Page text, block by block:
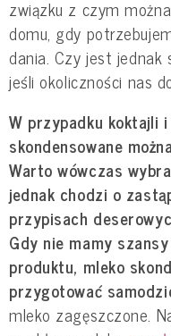
związku z czym
domu, gdy
dania. Czy jest jednak
jeśli okoliczności nas
W przypadku koktajli
skondensowane
Warto wówczas
jednak chodzi o
przypisach
Gdy nie mamy
produktu, mleko
przygotować
mleko zagęszczone.